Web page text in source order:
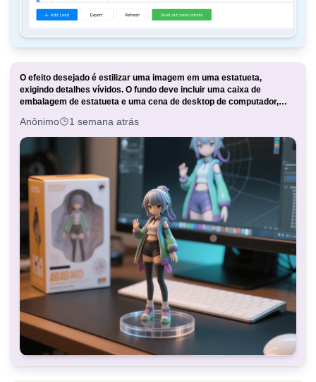
O efeito desejado é estilizar uma imagem em uma estatueta,
exigindo detalhes vívidos. O fundo deve incluir uma caixa de
embalagem de estatueta e uma cena de desktop de computador,
rascunho do personagem correspondente. O objetivo é gerar
imagens hiper-realistas e altamente detalhadas que destacam a
forma, a cor e a textura da estatueta, recriando a atmosfera de um
ambiente de área de trabalho. A estatueta deve ser colocada sobre
uma base redonda de acrílico transparente. Quero que o material de
cloreto de polivinila (PVC) seja claramente visível.
Anônimo 1 semana atrás